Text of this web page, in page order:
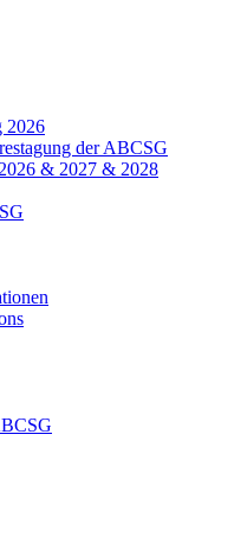
2026
der ABCSG
& 2027 & 2028